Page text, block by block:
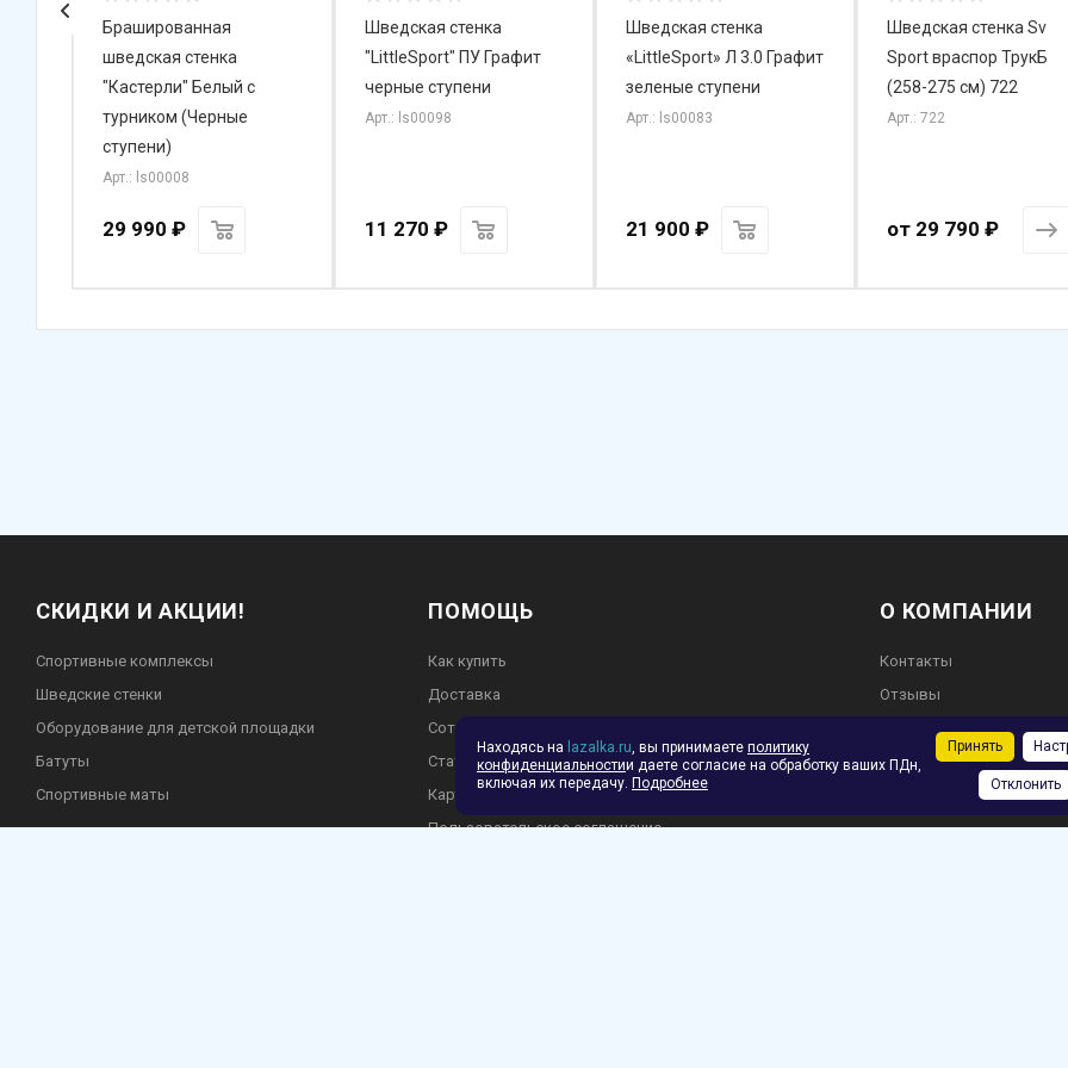
Брашированная
шведская стенка
"Кастерли" Белый с
турником (Черные
ступени)
Арт.: ls00008
29 990 ₽
Шведская стенка
"LittleSport" ПУ Графит
черные ступени
Арт.: ls00098
11 270 ₽
Шведская стенка
«LittleSport» Л 3.0 Графит
зеленые ступени
Арт.: ls00083
21 900 ₽
Шведская стенка Sv
Sport враспор ТрукБ
(258-275 см) 722
Арт.: 722
от 29 790 ₽
СКИДКИ И АКЦИИ!
Спортивные комплексы
Шведские стенки
Оборудование для детской площадки
Батуты
Спортивные маты
ПОМОЩЬ
Как купить
Доставка
Сотрудничество
Статьи
Карта сайта
Пользовательское соглашение
О КОМПАНИИ
Контакты
Отзывы
Находясь на lazalka.ru, вы принимаете политику
конфиденциальностии даете согласие на обработку ваших ПДн,
включая их передачу. Подробнее
Принять
Отклонить